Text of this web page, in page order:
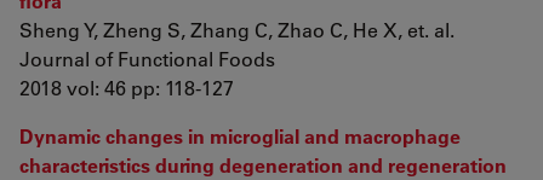
Sheng Y, Zheng S, Zhang C, Zhao C, He X, et. al.
Journal of Functional Foods
2018 vol: 46 pp: 118-127
Dynamic changes in microglial and macrophage
characteristics during degeneration and regeneration